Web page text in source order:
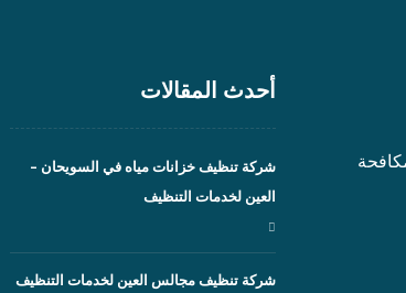
أحدث المقالات
شركة تنظيف خزانات مياه في السويحان –
العين لخدمات التنظيف
شركة تنظيف مجالس العين لخدمات التنظيف